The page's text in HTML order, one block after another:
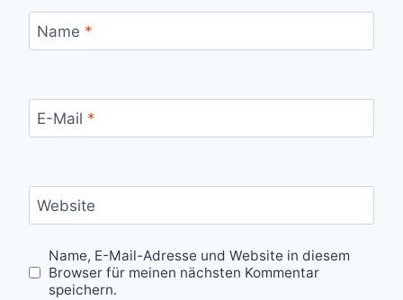
Name *
E-Mail *
Website
Name, E-Mail-Adresse und Website in diesem
Browser für meinen nächsten Kommentar
speichern.